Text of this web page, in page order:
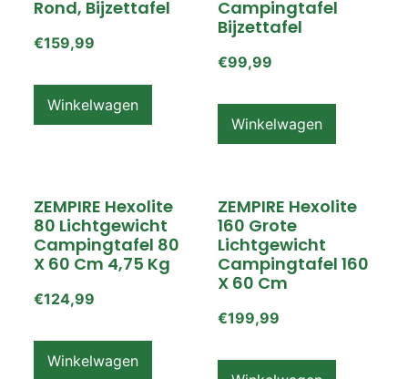
Rond, Bijzettafel
€159,99
Winkelwagen
Campingtafel
Bijzettafel
€99,99
Winkelwagen
ZEMPIRE Hexolite
80 Lichtgewicht
Campingtafel 80
X 60 Cm 4,75 Kg
€124,99
Winkelwagen
ZEMPIRE Hexolite
160 Grote
Lichtgewicht
Campingtafel 160
X 60 Cm
€199,99